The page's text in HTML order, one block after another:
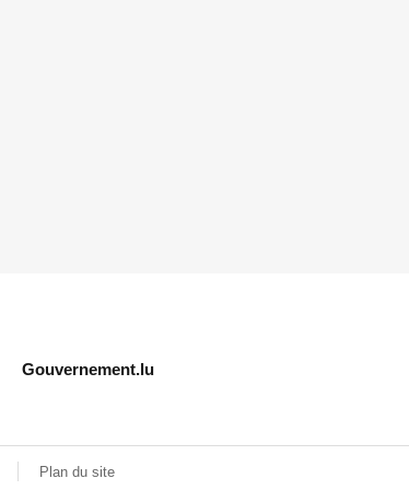
Gouvernement.lu
Plan du site